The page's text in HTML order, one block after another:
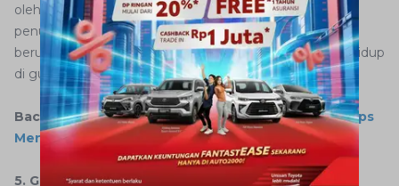
oleh wisatawan, Gunung Batukaru masih terjaga dan
penuh dengan flora tropis yang indah, serta mungkin
beruntung bertemu dengan beragam satwa liar yang hidup
di gunung ini.
Baca juga:5 Penyebab Mual Saat Naik Mobil dan Tips
Menghindarinya
5. Gunung Seraya